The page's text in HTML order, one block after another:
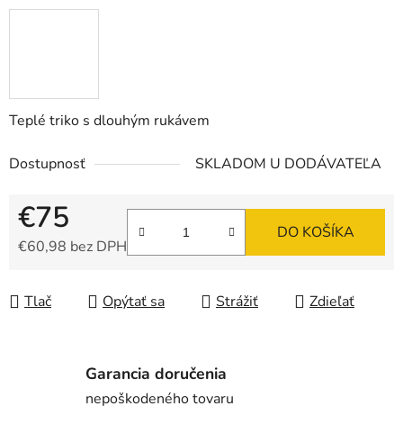
Teplé triko s dlouhým rukávem
Dostupnosť SKLADOM U DODÁVATEĽA
€75
€60,98 bez DPH
DO KOŠÍKA
Tlač Opýtať sa Strážiť Zdieľať
Garancia doručenia
nepoškodeného tovaru